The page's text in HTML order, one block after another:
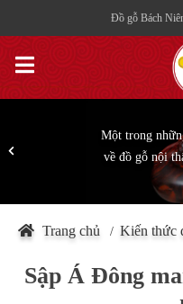
Đồ gỗ Bách
Một trong
về đồ gỗ nội
Trang chủ / Kiến thức
Sập Á Đông